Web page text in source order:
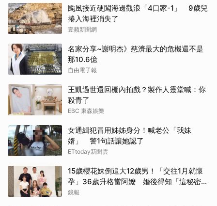
颱風接近硬闖海邊觀浪「4口家-1」 9歲兒
捲入海裡消失了
壹蘋新聞網
名家分享~謝明杰》慈濟最大的危機還不是
那10.6億
自由電子報
王凱過世還回棚內拍戲？製作人靈堂喊：你
殺青了
EBC 東森娛樂
女通緝犯冒用姊姊身分！喊老公「我妹
婿」 警1句話讓她認了
ETtoday新聞雲
15歲櫻花妹倒追大12歲男！「交往1月就懷
孕」36歲升格當阿嬤 婚後得知「這秘密」
傻眼了
鏡報